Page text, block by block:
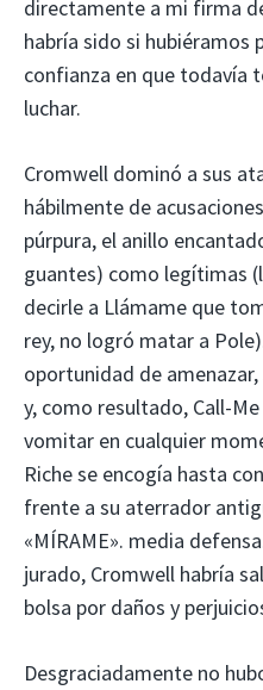
directamente a mi firma
habría sido si hubiéramos
confianza en que todavía
luchar.
Cromwell dominó a sus
hábilmente de
púrpura, el anillo
guantes) como legítimas
decirle a Llámame que
rey, no logró matar a
oportunidad de
y, como resultado, Call-
vomitar en cualquier
Riche se encogía hasta
frente a su aterrador
«MÍRAME». media
jurado, Cromwell habría
bolsa por daños y
Desgraciadamente no